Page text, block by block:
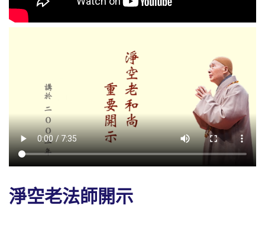
淨空老法師開示